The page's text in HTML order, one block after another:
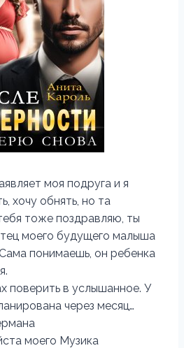
моя подруга и я
хочу обнять, но та
тоже поздравляю, ты
моего будущего малыша
понимаешь, он ребенка
поверить в услышанное. У
через месяц…
моего Музика